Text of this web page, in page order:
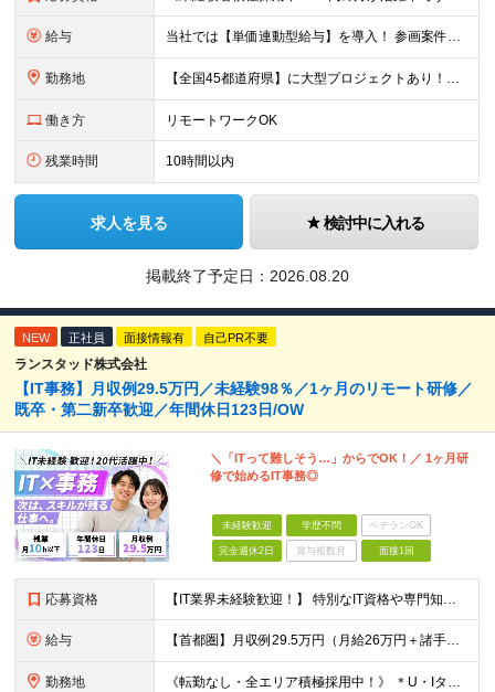
給与 当社では【単価連動型給与】を導入！ 参画案件の契約単価に連動して給与が決定。 還元率は単価の【70％～80％】と東証プライム上場グループとして高水準です！（社会保険料・教育コスト含む） ■関東：月給
勤務地 【全国45都道府県】に大型プロジェクトあり！※ 四国・沖縄を除く 主要勤務地： 北海道/宮城県/栃木県/埼玉県/千葉県/東京都/神奈川県/愛知県/大阪府/京都府/兵庫県/広島県/福岡県/熊本県 ※勤
働き方 リモートワークOK
残業時間 10時間以内
求人を見る 検討中に入れる
掲載終了予定日： 2026.08.20
NEW 正社員 面接情報有 自己PR不要
ランスタッド株式会社
【IT事務】月収例29.5万円／未経験98％／1ヶ月のリモート研修／
既卒・第二新卒歓迎／年間休日123日/OW
＼「ITって難しそう…」からでOK！／ 1ヶ月研
修で始めるIT事務◎
未経験歓迎 学歴不問 ベテランOK
完全週休2日 賞与複数月 面接1回
応募資格 【IT業界未経験歓迎！】 特別なIT資格や専門知識は必要ありません。 ・学歴不問（文系・理系不問） ・第二新卒、既卒の方も歓迎 ・20代を中心に幅広い年代が活躍中 ・基本的なPC操作ができる方 ・タ
給与 【首都圏】月収例29.5万円（月給26万円＋諸手当） 【東海・関西】月収例28.5万円（月給25万円＋諸手当） 【九州】月収例26万円（月給23万円＋諸手当） ※経験・スキル・前職給与を踏まえ、総合
勤務地 《転勤なし・全エリア積極採用中！》 ＊U・Iターンも歓迎 ＊研修はオンライン実施 ★勤務エリアは下記よりお選びいただけます★ 【首都圏】東京・神奈川・千葉・埼玉 【東海】愛知 【関西】大阪、京都、兵庫